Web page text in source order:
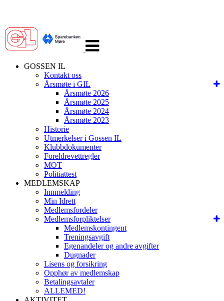
navigasjon
GOSSEN IL
Kontakt oss
Årsmøte i GIL
Årsmøte 2026
Årsmøte 2025
Årsmøte 2024
Årsmøte 2023
Historie
Utmerkelser i Gossen IL
Klubbdokumenter
Foreldrevettregler
MOT
Politiattest
MEDLEMSKAP
Innmelding
Min Idrett
Medlemsfordeler
Medlemsforpliktelser
Medlemskontingent
Treningsavgift
Egenandeler og andre avgifter
Dugnader
Lisens og forsikring
Opphør av medlemskap
Betalingsavtaler
ALLEMED!